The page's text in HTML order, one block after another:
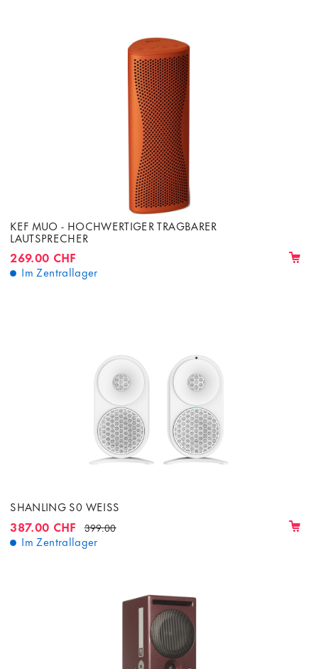
KEF MUO - HOCHWERTIGER TRAGBARER
LAUTSPRECHER
269.00 CHF
Im Zentrallager
SHANLING S0 WEISS
387.00 CHF 399.00
Im Zentrallager